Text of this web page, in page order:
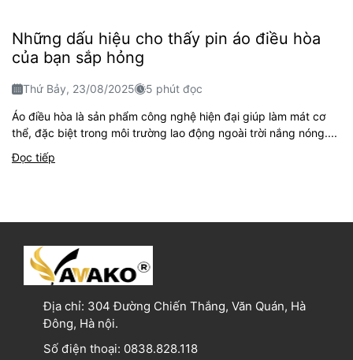
Những dấu hiệu cho thấy pin áo điều hòa
của bạn sắp hỏng
Thứ Bảy, 23/08/2025 5 phút đọc
Áo điều hòa là sản phẩm công nghệ hiện đại giúp làm mát cơ
thể, đặc biệt trong môi trường lao động ngoài trời nắng nóng....
Đọc tiếp
Địa chỉ: 304 Đường Chiến Thắng, Văn Quán, Hà
Đông, Hà nội.
Số điện thoại: 0838.828.118